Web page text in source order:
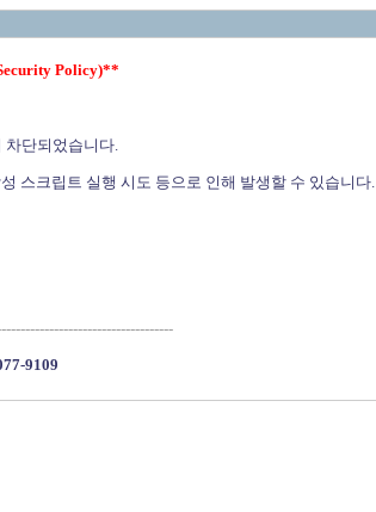
Policy)**
차단되었습니다.
스크립트 실행 시도 등으로 인해 발생할 수 있습니다.
9109